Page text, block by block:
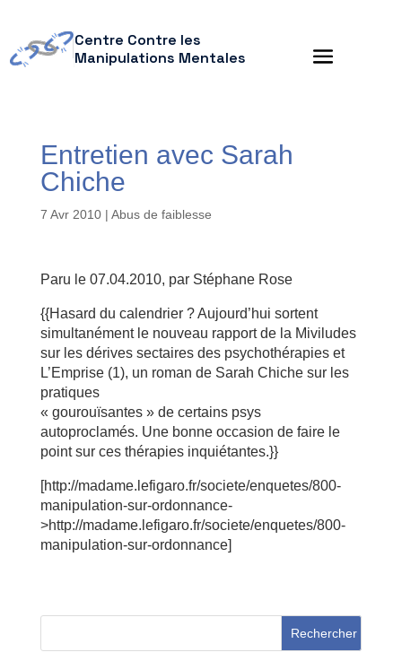
Centre Contre les
Manipulations Mentales
Entretien avec Sarah
Chiche
7 Avr 2010| Abus de faiblesse
Paru le 07.04.2010, par Stéphane Rose
{{Hasard du calendrier ? Aujourd’hui sortent
simultanément le nouveau rapport de la Miviludes
sur les dérives sectaires des psychothérapies et
L’Emprise (1), un roman de Sarah Chiche sur les
pratiques
« gourouïsantes » de certains psys
autoproclamés. Une bonne occasion de faire le
point sur ces thérapies inquiétantes.}}
[http://madame.lefigaro.fr/societe/enquetes/800-
manipulation-sur-ordonnance-
>http://madame.lefigaro.fr/societe/enquetes/800-
manipulation-sur-ordonnance]